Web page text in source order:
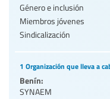
Género e inclusión
Miembros jóvenes
Sindicalización
1 Organización que lleva a
Benín:
SYNAEM